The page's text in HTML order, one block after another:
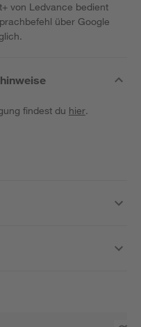
von Ledvance bedient
über Google
findest du hier.